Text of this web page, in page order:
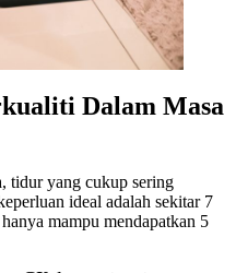
Dalam Masa
tidur yang cukup sering
ideal adalah sekitar 7
mampu mendapatkan 5